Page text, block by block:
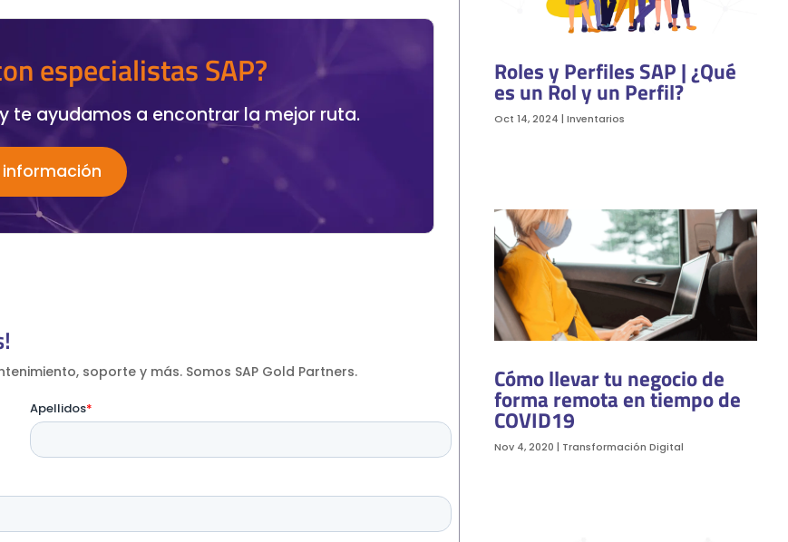
especialistas SAP?
te ayudamos a encontrar la mejor ruta.
soporte y más. Somos SAP Gold Partners.
Roles y Perfiles SAP | ¿Qué
es un Rol y un Perfil?
Oct 14, 2024 | Inventarios
Cómo llevar tu negocio de
forma remota en tiempo de
COVID19
Nov 4, 2020 | Transformación Digital